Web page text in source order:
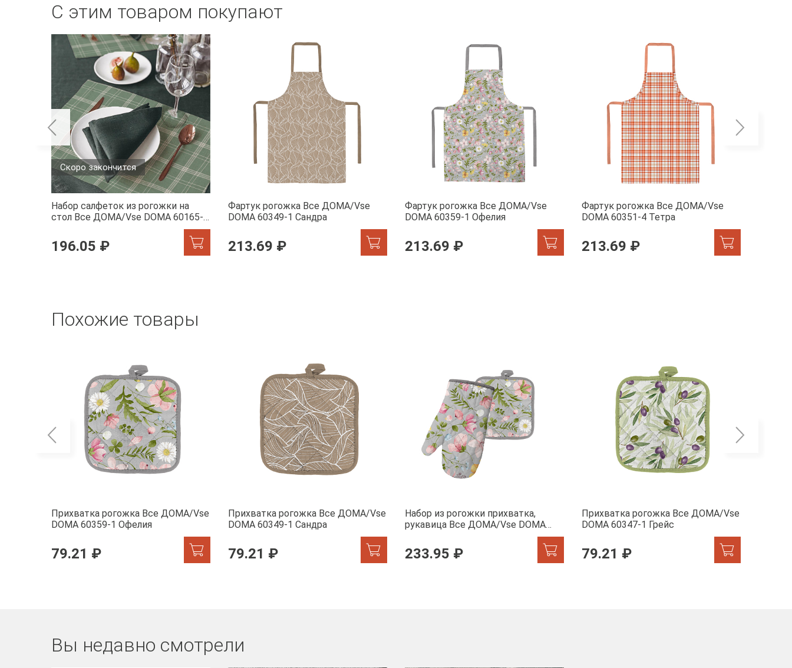
С этим товаром покупают
Скоро закончится
Набор салфеток из рогожки на
стол Все ДОМА/Vse DOMA 60165-1
196.05 ₽
Фартук рогожка Все ДОМА/Vse
DOMA 60349-1 Сандра
213.69 ₽
Фартук рогожка Все ДОМА/Vse
DOMA 60359-1 Офелия
213.69 ₽
Фартук рогожка Все ДОМА/Vse
DOMA 60351-4 Тетра
213.69 ₽
Похожие товары
Прихватка рогожка Все ДОМА/Vse
DOMA 60359-1 Офелия
79.21 ₽
Прихватка рогожка Все ДОМА/Vse
DOMA 60349-1 Сандра
79.21 ₽
Набор из рогожки прихватка,
рукавица Все ДОМА/Vse DOMA
233.95 ₽
Прихватка рогожка Все ДОМА/Vse
DOMA 60347-1 Грейс
79.21 ₽
Вы недавно смотрели